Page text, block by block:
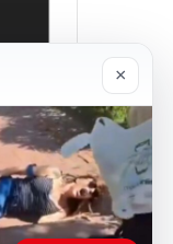
×